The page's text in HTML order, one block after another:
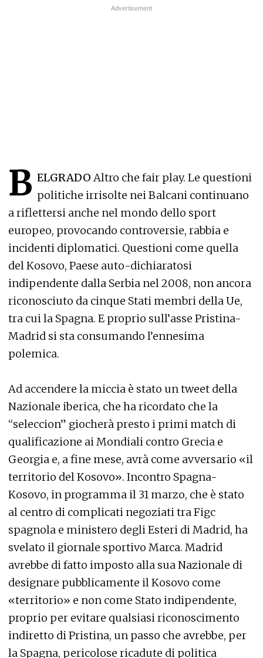
B ELGRADO Altro che fair play. Le questioni
politiche irrisolte nei Balcani continuano
a riflettersi anche nel mondo dello sport
europeo, provocando controversie, rabbia e
incidenti diplomatici. Questioni come quella
del Kosovo, Paese auto-dichiaratosi
indipendente dalla Serbia nel 2008, non ancora
riconosciuto da cinque Stati membri della Ue,
tra cui la Spagna. E proprio sull’asse Pristina-
Madrid si sta consumando l’ennesima
polemica.
Ad accendere la miccia è stato un tweet della
Nazionale iberica, che ha ricordato che la
“seleccion” giocherà presto i primi match di
qualificazione ai Mondiali contro Grecia e
Georgia e, a fine mese, avrà come avversario «il
territorio del Kosovo». Incontro Spagna-
Kosovo, in programma il 31 marzo, che è stato
al centro di complicati negoziati tra Figc
spagnola e ministero degli Esteri di Madrid, ha
svelato il giornale sportivo Marca. Madrid
avrebbe di fatto imposto alla sua Nazionale di
designare pubblicamente il Kosovo come
«territorio» e non come Stato indipendente,
proprio per evitare qualsiasi riconoscimento
indiretto di Pristina, un passo che avrebbe, per
la Spagna, pericolose ricadute di politica